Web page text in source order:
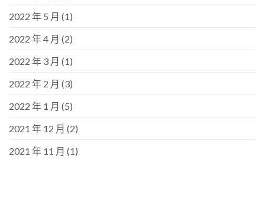
2022 年 5 月 (1)
2022 年 4 月 (2)
2022 年 3 月 (1)
2022 年 2 月 (3)
2022 年 1 月 (5)
2021 年 12 月 (2)
2021 年 11 月 (1)